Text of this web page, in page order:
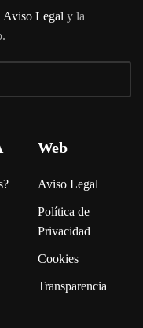
Aviso Legal y la
Web
Aviso Legal
Política de
Privacidad
Cookies
Transparencia